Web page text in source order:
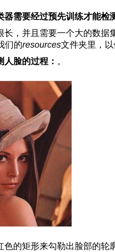
器需要经过预先训练才能检
长，并且需要一个大的数据
们的resources文件夹里，
脸的过程： 。
色的矩形来勾勒出脸部的轮